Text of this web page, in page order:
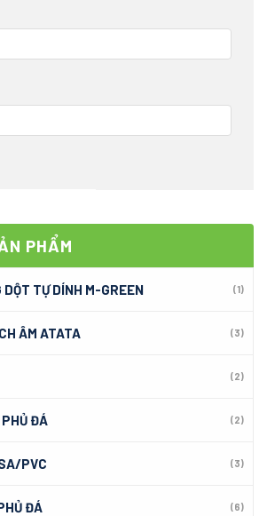
PHẨM
DỘT TỰ DÍNH M-GREEN (1)
ÂM ATATA (3)
(2)
PHỦ ĐÁ (2)
PVC (3)
ĐÁ (6)